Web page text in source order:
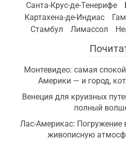
Санта-Крус-де-Тенерифе
Картахена-де-Индиас
Стамбул
Лимассол
Монтевидео: самая
Америки — и город,
Венеция для круизных
полный
Лас-Америкас: Погружение
живописную